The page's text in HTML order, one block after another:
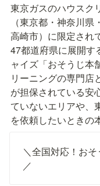
東京ガスのハウスク
（東京都・神奈川
高崎市）に限定され
47都道府県に展開す
ャイズ「おそうじ本
リーニングの専門店
が担保されている安
ていないエリアや、
を依頼したいときの
＼全国対応！お
／